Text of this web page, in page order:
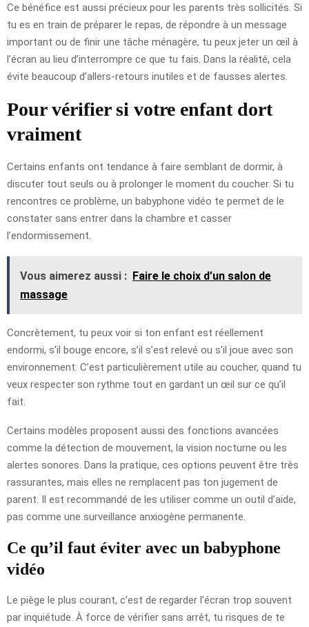
Ce bénéfice est aussi précieux pour les parents très sollicités. Si
tu es en train de préparer le repas, de répondre à un message
important ou de finir une tâche ménagère, tu peux jeter un œil à
l’écran au lieu d’interrompre ce que tu fais. Dans la réalité, cela
évite beaucoup d’allers-retours inutiles et de fausses alertes.
Pour vérifier si votre enfant dort
vraiment
Certains enfants ont tendance à faire semblant de dormir, à
discuter tout seuls ou à prolonger le moment du coucher. Si tu
rencontres ce problème, un babyphone vidéo te permet de le
constater sans entrer dans la chambre et casser
l’endormissement.
Vous aimerez aussi : Faire le choix d’un salon de
massage
Concrètement, tu peux voir si ton enfant est réellement
endormi, s’il bouge encore, s’il s’est relevé ou s’il joue avec son
environnement. C’est particulièrement utile au coucher, quand tu
veux respecter son rythme tout en gardant un œil sur ce qu’il
fait.
Certains modèles proposent aussi des fonctions avancées
comme la détection de mouvement, la vision nocturne ou les
alertes sonores. Dans la pratique, ces options peuvent être très
rassurantes, mais elles ne remplacent pas ton jugement de
parent. Il est recommandé de les utiliser comme un outil d’aide,
pas comme une surveillance anxiogène permanente.
Ce qu’il faut éviter avec un babyphone
vidéo
Le piège le plus courant, c’est de regarder l’écran trop souvent
par inquiétude. À force de vérifier sans arrêt, tu risques de te